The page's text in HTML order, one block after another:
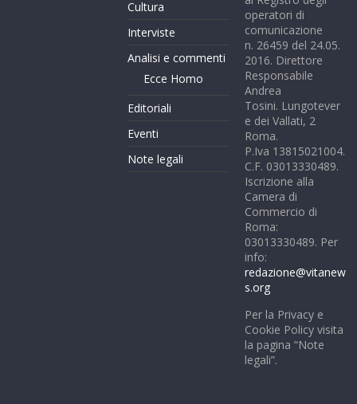
Cultura
Interviste
Analisi e commenti
Ecce Homo
Editoriali
Eventi
Note legali
operatori di
comunicazione
n. 26459 del 24.05.
2016. Direttore
Responsabile
Andrea
Tosini. Lungotever
e dei Vallati, 2
Roma.
P.Iva 13815021004.
C.F. 03013330489.
Iscrizione alla
Camera di
Commercio di
Roma:
03013330489. Per
info:
redazione@vitanew
s.org
Per la Privacy e
Cookie Policy visita
la pagina “Note
legali”.